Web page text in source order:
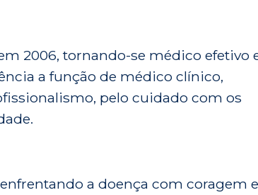
2006, tornando-se médico efetivo
a função de médico clínico,
pelo cuidado com os
a doença com coragem e